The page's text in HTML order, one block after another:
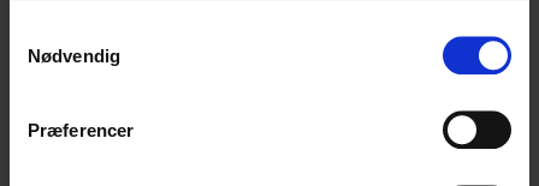
Nødvendig
Præferencer
DANMARK
MAROKKO